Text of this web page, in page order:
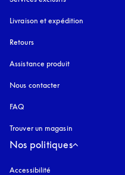
Livraison et expédition
Retours
Assistance produit
Nous contacter
FAQ
Trouver un magasin
Nos politiques
Accessibilité